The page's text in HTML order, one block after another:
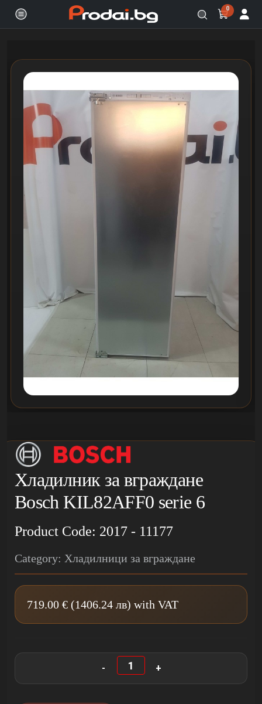
0
Хладилник за вграждане
Bosch KIL82AFF0 serie 6
Product Code: 2017 - 11177
Category: Хладилници за вграждане
719.00 € (1406.24 лв) with VAT